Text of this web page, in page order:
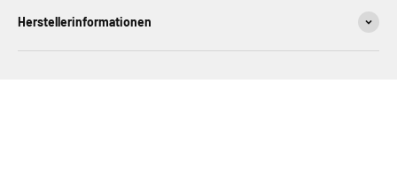
Herstellerinformationen